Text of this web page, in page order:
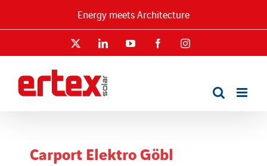
Energy meets Architecture
LinkedInYouTube FacebookInstagram
Carport Elektro Göbl